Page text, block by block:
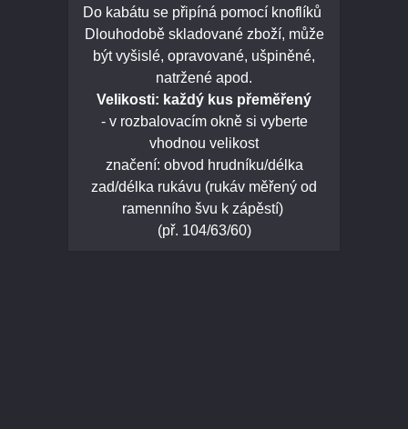
Do kabátu se připíná pomocí knoflíků
Dlouhodobě skladované zboží, může
být vyšislé, opravované, ušpiněné,
natržené apod.
Velikosti: každý kus přeměřený
- v rozbalovacím okně si vyberte
vhodnou velikost
značení: obvod hrudníku/délka
zad/délka rukávu (rukáv měřený od
ramenního švu k zápěstí)
(př. 104/63/60)